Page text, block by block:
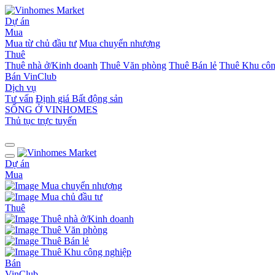
Dự án
Mua
Mua từ chủ đầu tư Mua chuyển nhượng
Thuê
Thuê nhà ở/Kinh doanh Thuê Văn phòng Thuê Bán lẻ Thuê Khu
Bán VinClub
Dịch vụ
Tư vấn Định giá Bất động sản
SỐNG Ở VINHOMES
Thủ tục trực tuyến
Dự án
Mua
Mua chuyển nhượng
Mua chủ đầu tư
Thuê
Thuê nhà ở/Kinh doanh
Thuê Văn phòng
Thuê Bán lẻ
Thuê Khu công nghiệp
Bán